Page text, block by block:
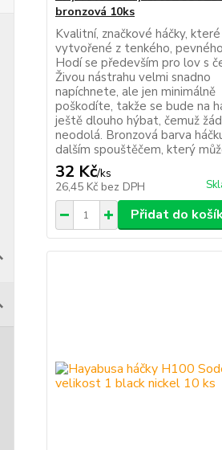
bronzová 10ks
Kvalitní, značkové háčky,
vytvořené z tenkého,
Hodí se především pro lov s
Živou nástrahu velmi snadno
napíchnete, ale jen minimálně
poškodíte, takže se bude na
ještě dlouho hýbat, čemuž
neodolá. Bronzová barva
dalším spouštěčem, který
32 Kč/ks
26,45 Kč bez DPH
Přidat do